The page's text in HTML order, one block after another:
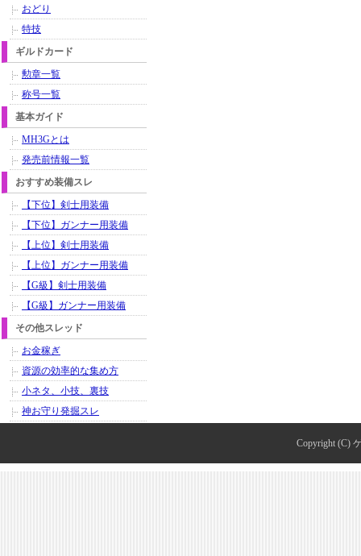
おどり
特技
ギルドカード
勲章一覧
称号一覧
基本ガイド
MH3Gとは
発売前情報一覧
おすすめ装備スレ
【下位】剣士用装備
【下位】ガンナー用装備
【上位】剣士用装備
【上位】ガンナー用装備
【G級】剣士用装備
【G級】ガンナー用装備
その他スレッド
お金稼ぎ
資源の効率的な集め方
小ネタ、小技、裏技
神お守り発掘スレ
Copyright (C)